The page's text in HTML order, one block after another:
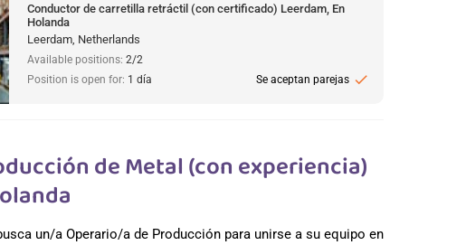
Conductor de carretilla retráctil (con certificado) Leerdam, En
Holanda
Leerdam, Netherlands
Available positions: 2/2
Position is open for: 1 día Se aceptan parejas check
de Metal (con experiencia)
un/a Operario/a de Producción para unirse a su equipo en